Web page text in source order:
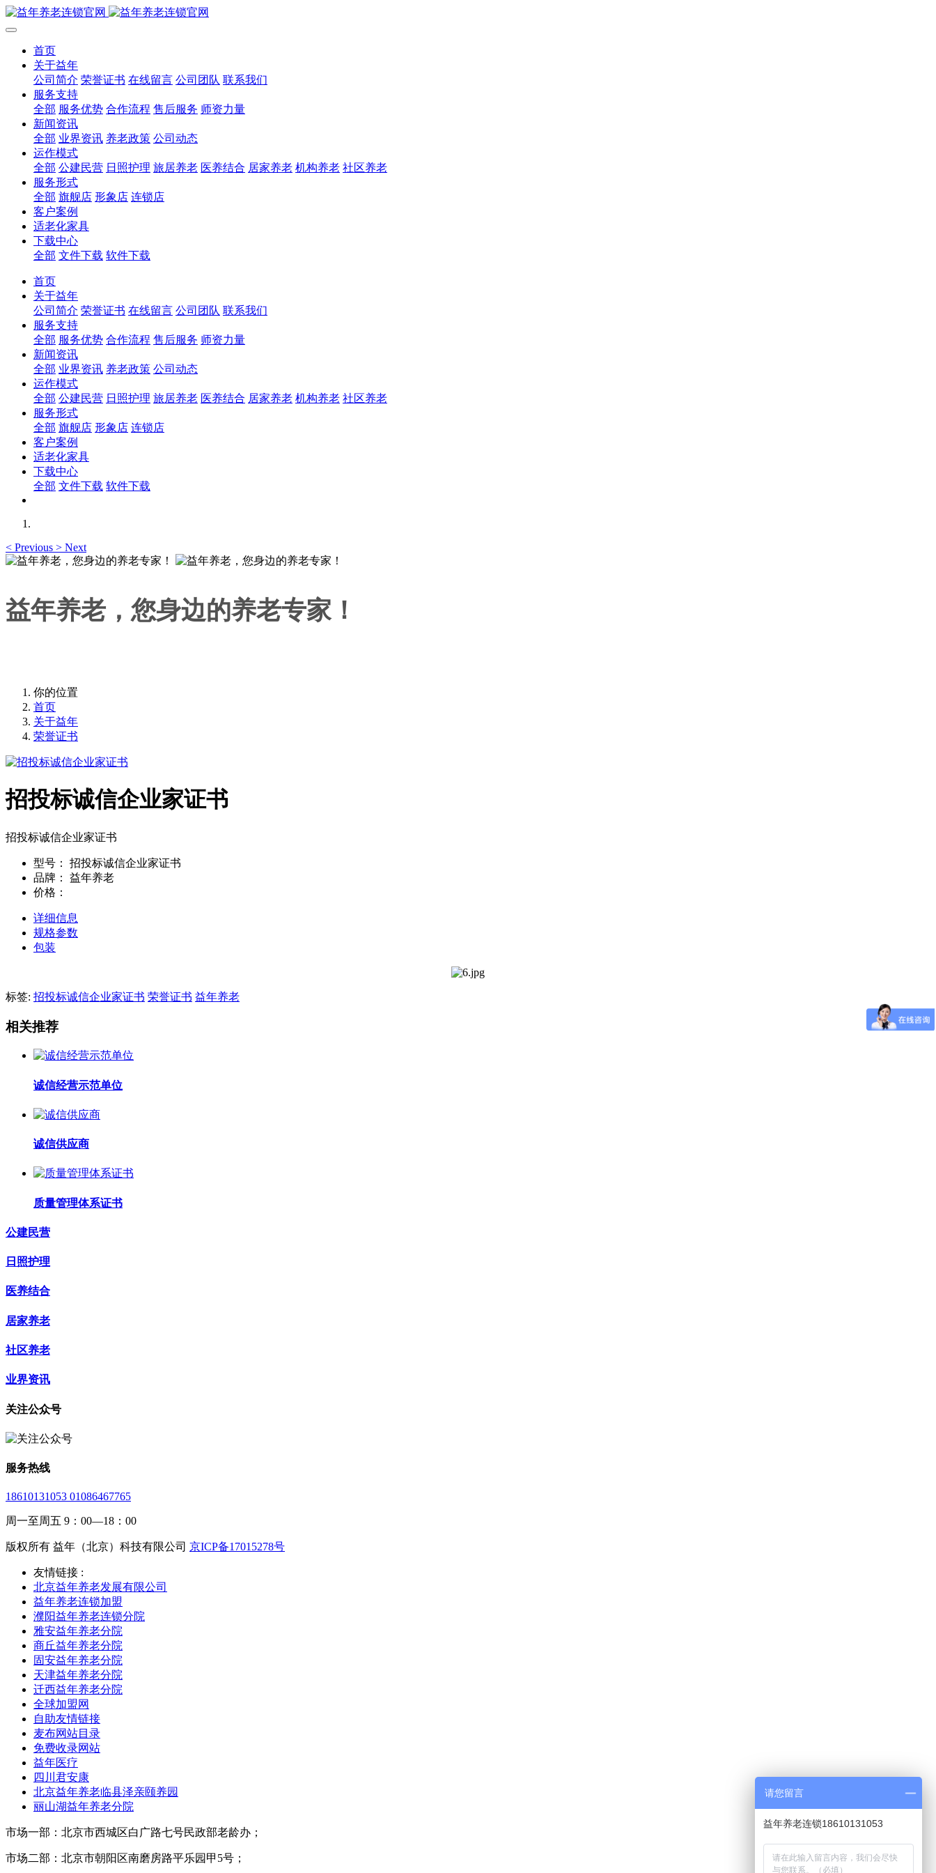
首页
关于益年
公司简介 荣誉证书 在线留言 公司团队 联系我们
服务支持
全部 服务优势 合作流程 售后服务 师资力量
新闻资讯
全部 业界资讯 养老政策 公司动态
运作模式
全部 公建民营 日照护理 旅居养老 医养结合 居家养老 机构养老 社区养老
服务形式
全部 旗舰店 形象店 连锁店
客户案例
适老化家具
下载中心
全部 文件下载 软件下载
首页
关于益年
公司简介 荣誉证书 在线留言 公司团队 联系我们
服务支持
全部 服务优势 合作流程 售后服务 师资力量
新闻资讯
全部 业界资讯 养老政策 公司动态
运作模式
全部 公建民营 日照护理 旅居养老 医养结合 居家养老 机构养老 社区养老
服务形式
全部 旗舰店 形象店 连锁店
客户案例
适老化家具
下载中心
全部 文件下载 软件下载
< Previous > Next
益年养老，您身边的养老专家！
你的位置
首页
关于益年
荣誉证书
招投标诚信企业家证书
招投标诚信企业家证书
型号：
招投标诚信企业家证书
品牌：
益年养老
价格：
详细信息
规格参数
包装
标签: 招投标诚信企业家证书 荣誉证书 益年养老
相关推荐
诚信经营示范单位
诚信供应商
质量管理体系证书
公建民营
日照护理
医养结合
居家养老
社区养老
业界资讯
关注公众号
服务热线
18610131053 01086467765
周一至周五 9：00—18：00
版权所有 益年（北京）科技有限公司 京ICP备17015278号
友情链接 :
北京益年养老发展有限公司
益年养老连锁加盟
濮阳益年养老连锁分院
雅安益年养老分院
商丘益年养老分院
固安益年养老分院
天津益年养老分院
迁西益年养老分院
全球加盟网
自助友情链接
麦布网站目录
免费收录网站
益年医疗
四川君安康
北京益年养老临县泽亲颐养园
丽山湖益年养老分院
市场一部：北京市西城区白广路七号民政部老龄办；
市场二部：北京市朝阳区南磨房路平乐园甲5号；
请您留言
益年养老连锁18610131053